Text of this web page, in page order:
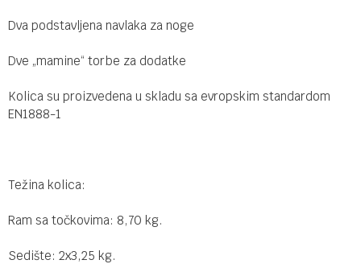
Dva podstavljena navlaka za noge
Dve „mamine“ torbe za dodatke
Kolica su proizvedena u skladu sa evropskim standardom
EN1888-1
Težina kolica:
Ram sa točkovima: 8,70 kg.
Sedište: 2x3,25 kg.